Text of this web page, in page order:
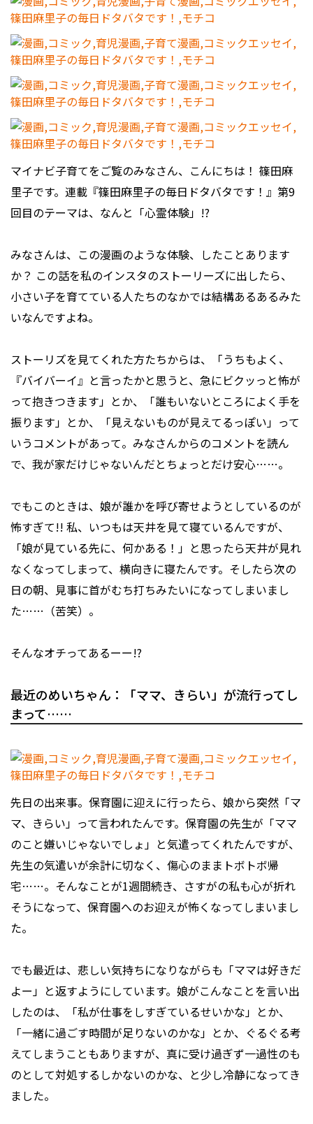
マイナビ子育てをご覧のみなさん、こんにちは！ 篠田麻
里子です。連載『篠田麻里子の毎日ドタバタです！』第9
回目のテーマは、なんと「心霊体験」!?
みなさんは、この漫画のような体験、したことあります
か？ この話を私のインスタのストーリーズに出したら、
小さい子を育てている人たちのなかでは結構あるあるみた
いなんですよね。
ストーリズを見てくれた方たちからは、「うちもよく、
『バイバーイ』と言ったかと思うと、急にビクッっと怖が
って抱きつきます」とか、「誰もいないところによく手を
振ります」とか、「見えないものが見えてるっぽい」って
いうコメントがあって。みなさんからのコメントを読ん
で、我が家だけじゃないんだとちょっとだけ安心……。
でもこのときは、娘が誰かを呼び寄せようとしているのが
怖すぎて!! 私、いつもは天井を見て寝ているんですが、
「娘が見ている先に、何かある！」と思ったら天井が見れ
なくなってしまって、横向きに寝たんです。そしたら次の
日の朝、見事に首がむち打ちみたいになってしまいまし
た……（苦笑）。
そんなオチってあるーー!?
最近のめいちゃん：「ママ、きらい」が流行ってし
まって……
先日の出来事。保育園に迎えに行ったら、娘から突然「マ
マ、きらい」って言われたんです。保育園の先生が「ママ
のこと嫌いじゃないでしょ」と気遣ってくれたんですが、
先生の気遣いが余計に切なく、傷心のままトボトボ帰
宅……。そんなことが1週間続き、さすがの私も心が折れ
そうになって、保育園へのお迎えが怖くなってしまいまし
た。
でも最近は、悲しい気持ちになりながらも「ママは好きだ
よー」と返すようにしています。娘がこんなことを言い出
したのは、「私が仕事をしすぎているせいかな」とか、
「一緒に過ごす時間が足りないのかな」とか、ぐるぐる考
えてしまうこともありますが、真に受け過ぎず一過性のも
のとして対処するしかないのかな、と少し冷静になってき
ました。